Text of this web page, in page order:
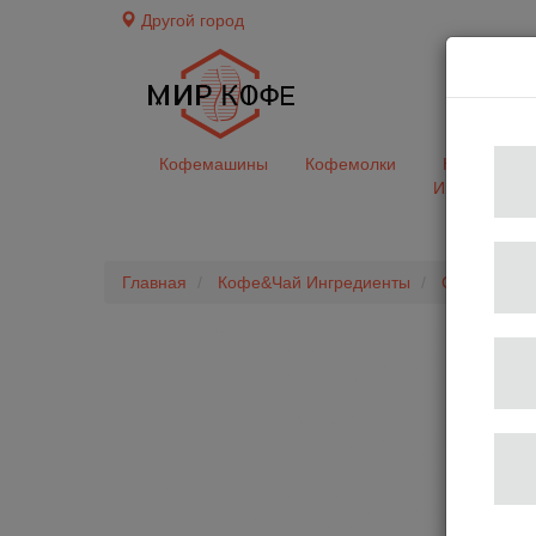
Другой город
Кофемашины Кофемолки
Кофе&Чай
Ингредиенты
Главная Кофе&Чай Ингредиенты Сиропы